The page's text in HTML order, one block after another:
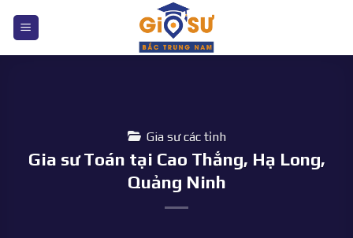
nội
Gia sư các tỉnh
Gia sư Toán tại Cao Thắng, Hạ Long,
Quảng Ninh